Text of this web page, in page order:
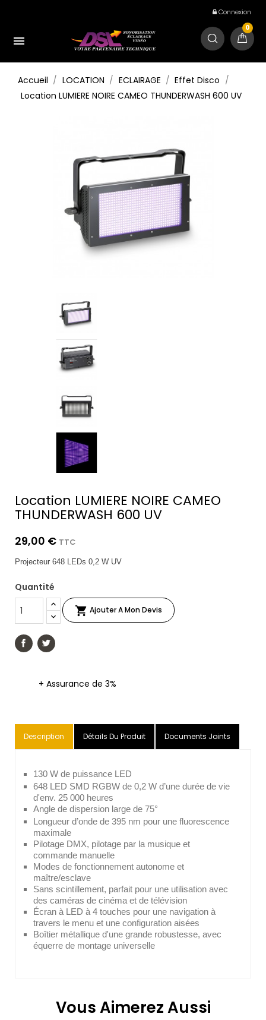
Connexion

0
Accueil LOCATION ECLAIRAGE
Effet Disco
Location LUMIERE NOIRE CAMEO THUNDERWASH 600 UV
Location LUMIERE NOIRE CAMEO
THUNDERWASH 600 UV
29,00 € TTC
Projecteur 648 LEDs 0,2 W UV
Quantité
 Ajouter A Mon Devis
+ Assurance de 3%
Description Détails Du Produit Documents Joints
130 W de puissance LED
648 LED SMD RGBW de 0,2 W d’une durée de vie
d'env. 25 000 heures
Angle de dispersion large de 75°
Longueur d’onde de 395 nm pour une fluorescence
maximale
Pilotage DMX, pilotage par la musique et
commande manuelle
Modes de fonctionnement autonome et
maître/esclave
Sans scintillement, parfait pour une utilisation avec
des caméras de cinéma et de télévision
Écran à LED à 4 touches pour une navigation à
travers le menu et une configuration aisées
Boîtier métallique d'une grande robustesse, avec
équerre de montage universelle
Vous Aimerez Aussi